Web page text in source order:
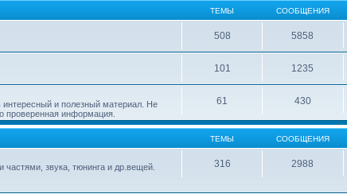
ТЕМЫ СООБЩЕНИЯ
508 5858
101 1235
и полезный материал. Не
проверенная информация.
61 430
ТЕМЫ СООБЩЕНИЯ
звука, тюнинга и др.вещей.
316 2988